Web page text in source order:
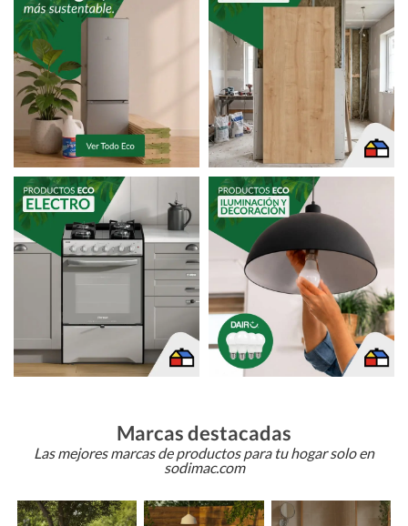
Marcas destacadas
Las mejores marcas de productos para tu hogar solo en
sodimac.com